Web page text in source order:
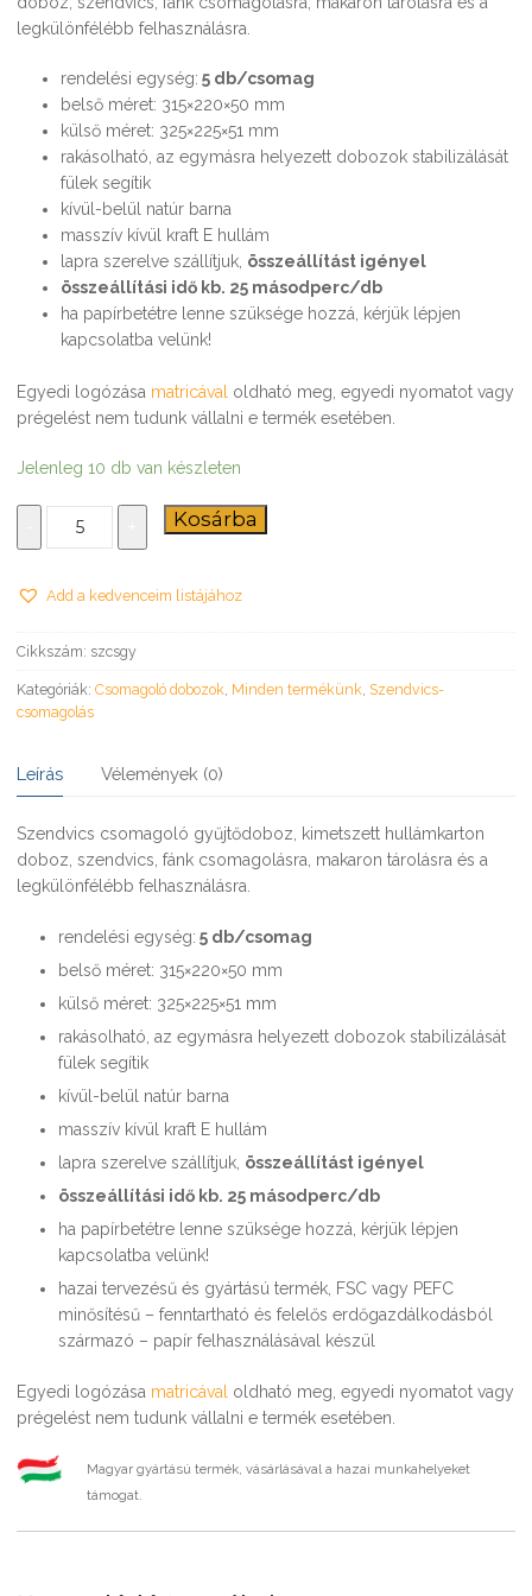
legkülönfélébb felhasználásra.
rendelési egység: 5 db/csomag
belső méret: 315×220×50 mm
külső méret: 325×225×51 mm
rakásolható, az egymásra helyezett dobozok stabilizálását
fülek segítik
kívül-belül natúr barna
masszív kívül kraft E hullám
lapra szerelve szállítjuk, összeállítást igényel
összeállítási idő kb. 25 másodperc/db
ha papírbetétre lenne szüksége hozzá, kérjük lépjen
kapcsolatba velünk!
Egyedi logózása matricával oldható meg, egyedi nyomatot vagy
prégelést nem tudunk vállalni e termék esetében.
Jelenleg 10 db van készleten
Szendvics
csomagoló
315×220×50
mennyiség
Kosárba
Add a kedvenceim listájához
Cikkszám: szcsgy
Kategóriák: Csomagoló dobozok, Minden termékünk, Szendvics-
csomagolás
Leírás Vélemények (0)
Szendvics csomagoló gyűjtődoboz, kimetszett hullámkarton
doboz, szendvics, fánk csomagolásra, makaron tárolásra és a
legkülönfélébb felhasználásra.
rendelési egység: 5 db/csomag
belső méret: 315×220×50 mm
külső méret: 325×225×51 mm
rakásolható, az egymásra helyezett dobozok stabilizálását
fülek segítik
kívül-belül natúr barna
masszív kívül kraft E hullám
lapra szerelve szállítjuk, összeállítást igényel
összeállítási idő kb. 25 másodperc/db
ha papírbetétre lenne szüksége hozzá, kérjük lépjen
kapcsolatba velünk!
hazai tervezésű és gyártású termék, FSC vagy PEFC
minősítésű – fenntartható és felelős erdőgazdálkodásból
származó – papír felhasználásával készül
Egyedi logózása matricával oldható meg, egyedi nyomatot vagy
prégelést nem tudunk vállalni e termék esetében.
Magyar gyártású termék, vásárlásával a hazai munkahelyeket
támogat.